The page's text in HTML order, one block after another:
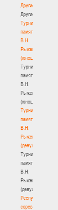
Другие
Другие
Турнир
памяти
В.Н.
Рыженкова
(юноши)
Турнир
памяти
В.Н.
Рыженкова
(юноши)
Турнир
памяти
В.Н.
Рыженкова
(девушки)
Турнир
памяти
В.Н.
Рыженкова
(девушки)
Республиканские
соревнования